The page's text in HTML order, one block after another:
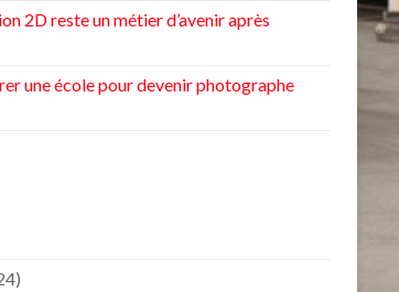
2D reste un métier d’avenir après
une école pour devenir photographe